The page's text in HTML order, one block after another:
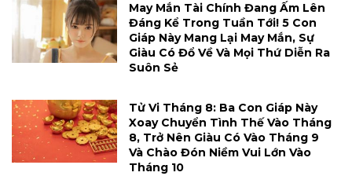
May Mắn Tài Chính Đang Ấm Lên
Đáng Kể Trong Tuần Tới! 5 Con
Giáp Này Mang Lại May Mắn, Sự
Giàu Có Đổ Về Và Mọi Thứ Diễn Ra
Suôn Sẻ
Tử Vi Tháng 8: Ba Con Giáp Này
Xoay Chuyển Tình Thế Vào Tháng
8, Trở Nên Giàu Có Vào Tháng 9
Và Chào Đón Niềm Vui Lớn Vào
Tháng 10